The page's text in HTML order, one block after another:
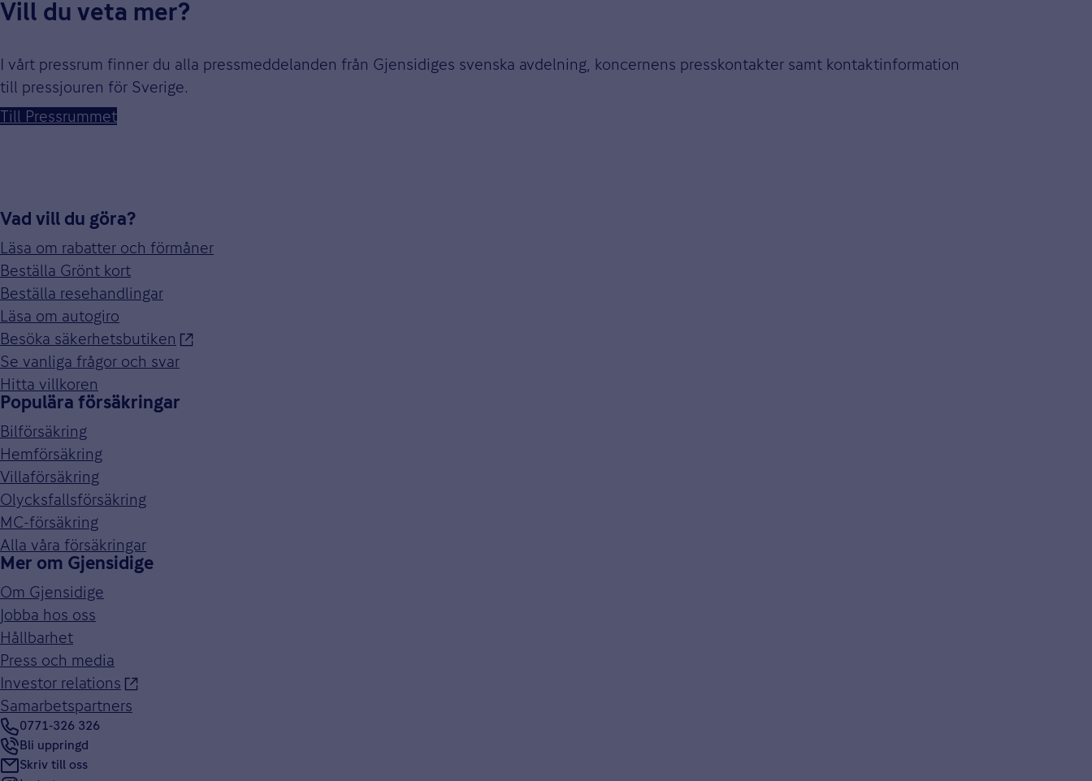
Vill du veta mer?
I vårt pressrum finner du alla pressmeddelanden från Gjensidiges svenska avdelning, koncernens presskontakter samt kontaktinformation
till pressjouren för Sverige.
Till Pressrummet
Vad vill du göra?
Läsa om rabatter och förmåner
Beställa Grönt kort
Beställa resehandlingar
Läsa om autogiro
Besöka säkerhetsbutiken
Se vanliga frågor och svar
Hitta villkoren
Populära försäkringar
Bilförsäkring
Hemförsäkring
Villaförsäkring
Olycksfallsförsäkring
MC-försäkring
Alla våra försäkringar
Mer om Gjensidige
Om Gjensidige
Jobba hos oss
Hållbarhet
Press och media
Investor relations
Samarbetspartners
0771-326 326
Bli uppringd
Skriv till oss